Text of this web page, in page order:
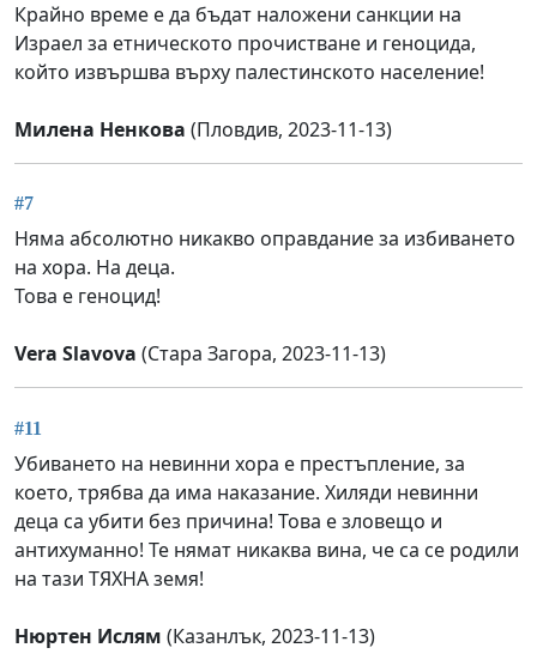
Крайно време е да бъдат наложени санкции на
Израел за етническото прочистване и геноцида,
който извършва върху палестинското население!
Милена Ненкова (Пловдив, 2023-11-13)
#7
Няма абсолютно никакво оправдание за избиването
на хора. На деца.
Това е геноцид!
Vera Slavova (Стара Загора, 2023-11-13)
#11
Убиването на невинни хора е престъпление, за
което, трябва да има наказание. Хиляди невинни
деца са убити без причина! Това е зловещо и
антихуманно! Те нямат никаква вина, че са се родили
на тази ТЯХНА земя!
Нюртен Ислям (Казанлък, 2023-11-13)